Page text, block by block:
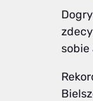
sobie